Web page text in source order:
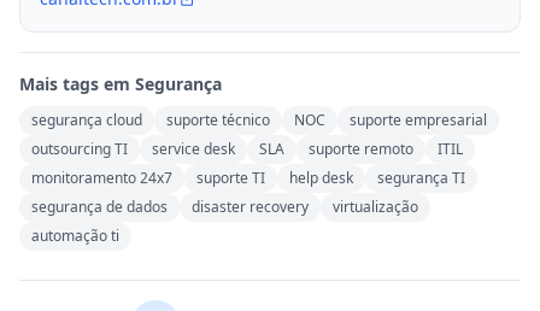
Mais tags em Segurança
segurança cloud suporte técnico NOC
suporte empresarial
outsourcing TI
service desk SLA suporte remoto
ITIL
monitoramento 24x7
suporte TI help desk
segurança TI
segurança de dados
disaster recovery
virtualização
automação ti